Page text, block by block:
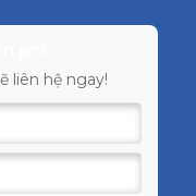
liên hệ ngay!